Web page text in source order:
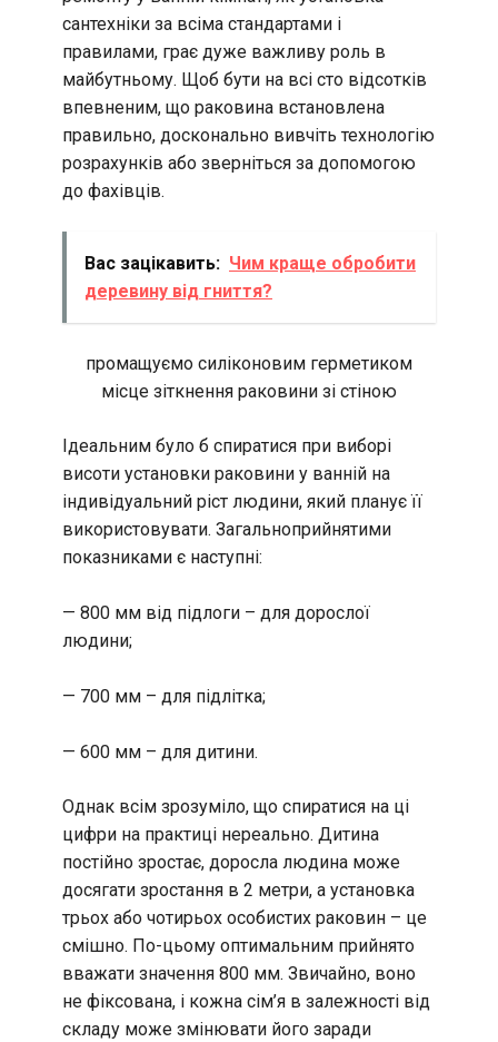
сантехніки за всіма стандартами і
правилами, грає дуже важливу роль в
майбутньому. Щоб бути на всі сто відсотків
впевненим, що раковина встановлена
правильно, досконально вивчіть технологію
розрахунків або зверніться за допомогою
до фахівців.
Вас зацікавить: Чим краще обробити
деревину від гниття?
промащуємо силіконовим герметиком
місце зіткнення раковини зі стіною
Ідеальним було б спиратися при виборі
висоти установки раковини у ванній на
індивідуальний ріст людини, який планує її
використовувати. Загальноприйнятими
показниками є наступні:
— 800 мм від підлоги – для дорослої
людини;
— 700 мм – для підлітка;
— 600 мм – для дитини.
Однак всім зрозуміло, що спиратися на ці
цифри на практиці нереально. Дитина
постійно зростає, доросла людина може
досягати зростання в 2 метри, а установка
трьох або чотирьох особистих раковин – це
смішно. По-цьому оптимальним прийнято
вважати значення 800 мм. Звичайно, воно
не фіксована, і кожна сім’я в залежності від
складу може змінювати його заради